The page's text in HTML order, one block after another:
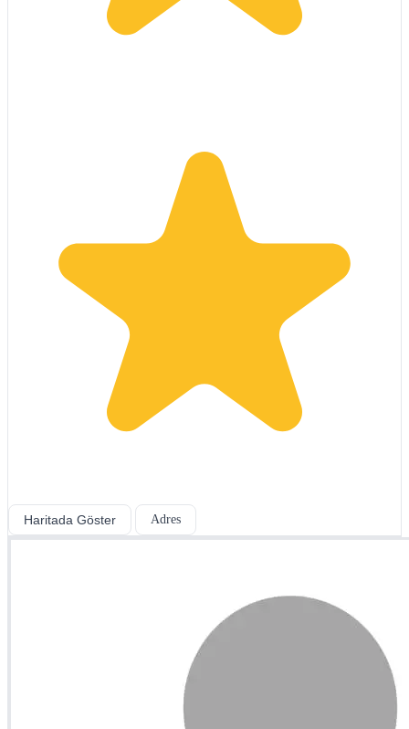
Haritada Göster Adres